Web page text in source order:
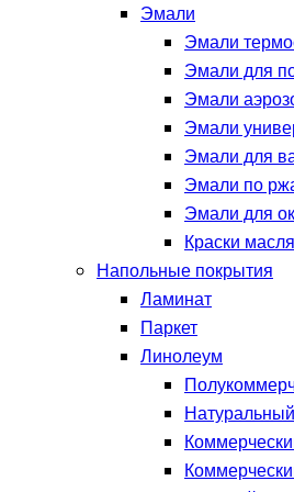
Эмали
Эмали
Эмали для
Эмали
Эмали
Эмали для
Эмали по
Эмали для
Краски
Напольные покрытия
Ламинат
Паркет
Линолеум